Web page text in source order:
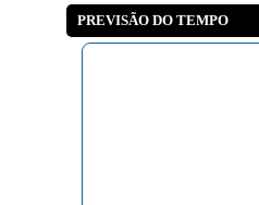
PREVISÃO DO TEMPO